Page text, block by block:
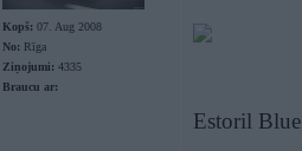
Kopš: 07. Aug 2008
No: Rīga
Ziņojumi: 4335
Braucu ar:
Estoril